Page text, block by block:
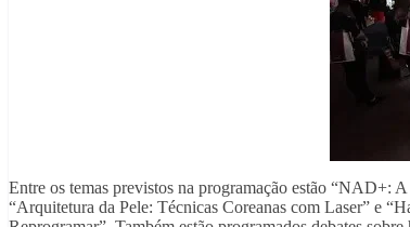
Entre os temas previstos na programação estão “NAD+:
“Arquitetura da Pele: Técnicas Coreanas com Laser” e